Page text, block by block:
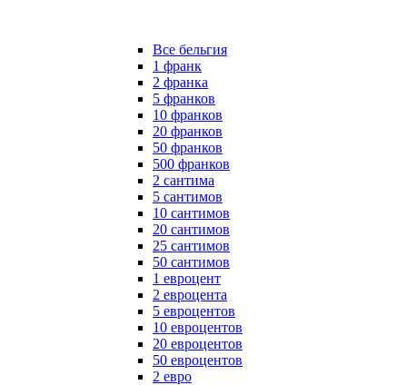
Все бельгия
1 франк
2 франка
5 франков
10 франков
20 франков
50 франков
500 франков
2 сантима
5 сантимов
10 сантимов
20 сантимов
25 сантимов
50 сантимов
1 евроцент
2 евроцента
5 евроцентов
10 евроцентов
20 евроцентов
50 евроцентов
2 евро